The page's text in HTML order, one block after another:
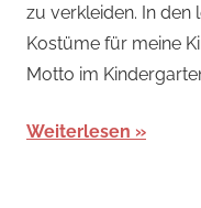
zu verkleiden. In den
Kostüme für meine
Motto im
Weiterlesen